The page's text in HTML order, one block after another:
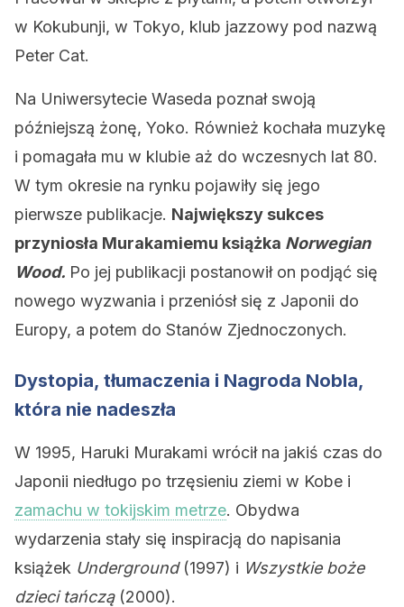
w Kokubunji, w Tokyo, klub jazzowy pod nazwą
Peter Cat.
Na Uniwersytecie Waseda poznał swoją
późniejszą żonę, Yoko. Również kochała muzykę
i pomagała mu w klubie aż do wczesnych lat 80.
W tym okresie na rynku pojawiły się jego
pierwsze publikacje. Największy sukces
przyniosła Murakamiemu książka Norwegian
Wood. Po jej publikacji postanowił on podjąć się
nowego wyzwania i przeniósł się z Japonii do
Europy, a potem do Stanów Zjednoczonych.
Dystopia, tłumaczenia i Nagroda Nobla,
która nie nadeszła
W 1995, Haruki Murakami wrócił na jakiś czas do
Japonii niedługo po trzęsieniu ziemi w Kobe i
zamachu w tokijskim metrze. Obydwa
wydarzenia stały się inspiracją do napisania
książek Underground(1997) i Wszystkie boże
dzieci tańczą (2000).